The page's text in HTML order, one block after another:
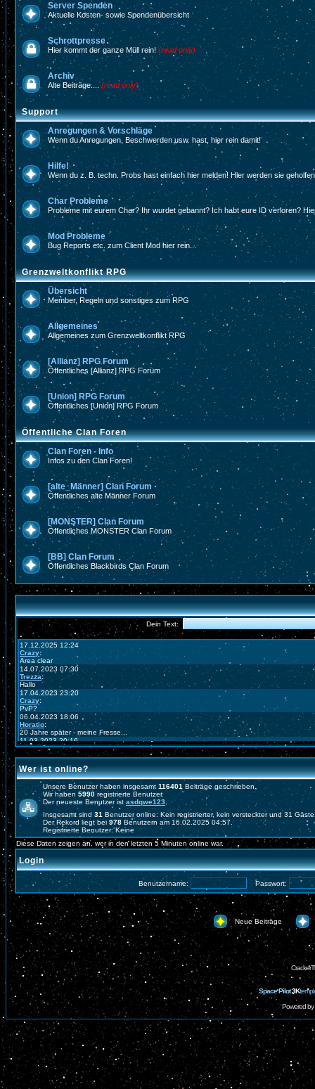
Server Spenden
Aktuelle Kosten- sowie Spendenübersicht
Schrottpresse
Hier kommt der ganze Müll rein! (read only)
Archiv
Alte Beiträge....(read only)
Support
Anregungen & Vorschläge
Wenn du Anregungen, Beschwerden usw. hast, hier rein damit!
Hilfe!
Wenn du z. B. techn. Probs hast einfach hier melden! Hier werden sie
Char Probleme
Probleme mit eurem Char? Ihr wurdet gebannt? Ich habt eure ID verloren?
Mod Probleme
Bug Reports etc. zum Client Mod hier rein...
Grenzweltkonflikt RPG
Übersicht
Member, Regeln und sonstiges zum RPG
Allgemeines
Allgemeines zum Grenzweltkonflikt RPG
[Allianz] RPG Forum
Öffentliches [Allianz] RPG Forum
[Union] RPG Forum
Öffentliches [Union] RPG Forum
Öffentliche Clan Foren
Clan Foren - Info
Infos zu den Clan Foren!
[alte_Männer] Clan Forum
Öffentliches alte Männer Forum
[MONSTER] Clan Forum
Öffentliches MONSTER Clan Forum
[BB] Clan Forum
Öffentliches Blackbirds Clan Forum
Wer ist online?
Unsere Benutzer haben insgesamt 116401 Beiträge geschrieben.
Wir haben 5990registrierte Benutzer.
Der neueste Benutzer ist asdqwe123
Insgesamt sind 31 Benutzer online: Kein registrierter, kein versteckter und 31
Der Rekord liegt bei 978 Benutzern am 16.02.2025 04:57.
Registrierte Benutzer: Keine
Diese Daten zeigen an, wer in den letzten 5 Minuten online war.
Login
Benutzername: Passwort:
Neue Beiträge
Space Pilot3K
Powered by